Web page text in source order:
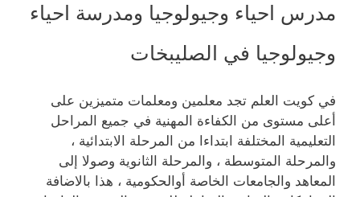
مدرس احياء وجيولوجيا ومدرسة احياء
وجيولوجيا في الصليبخات
في كويت العلم تجد معلمين ومعلمات متميزين على
أعلى مستوى من الكفاءة المهنية في جميع المراحل
التعليمية المختلفة ابتداءا من المرحلة الابتدائية ،
والمرحلة المتوسطة ، والمرحلة الثانوية وصولا إلى
المعاهد والجامعات الخاصة أوالحكومية ، هذا بالاضافة